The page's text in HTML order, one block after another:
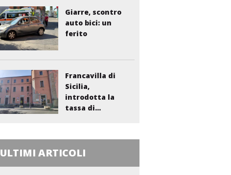
Giarre, scontro
auto bici: un
ferito
Francavilla di
Sicilia,
introdotta la
tassa di...
ULTIMI ARTICOLI